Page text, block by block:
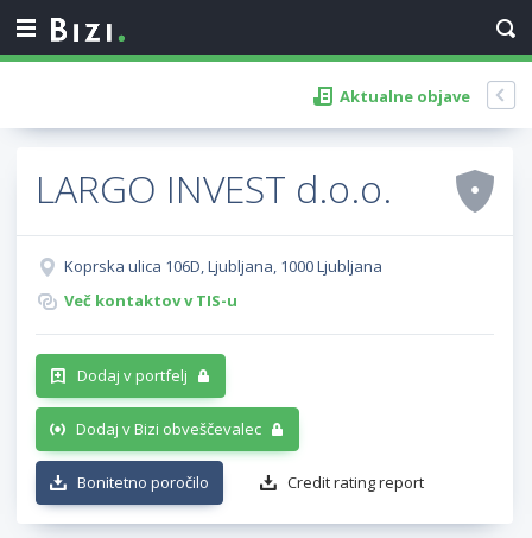
Aktualne objave
LARGO INVEST d.o.o.
Koprska ulica 106D, Ljubljana, 1000 Ljubljana
Več kontaktov v TIS-u
Dodaj v portfelj
Dodaj v Bizi obveščevalec
Bonitetno poročilo Credit rating report